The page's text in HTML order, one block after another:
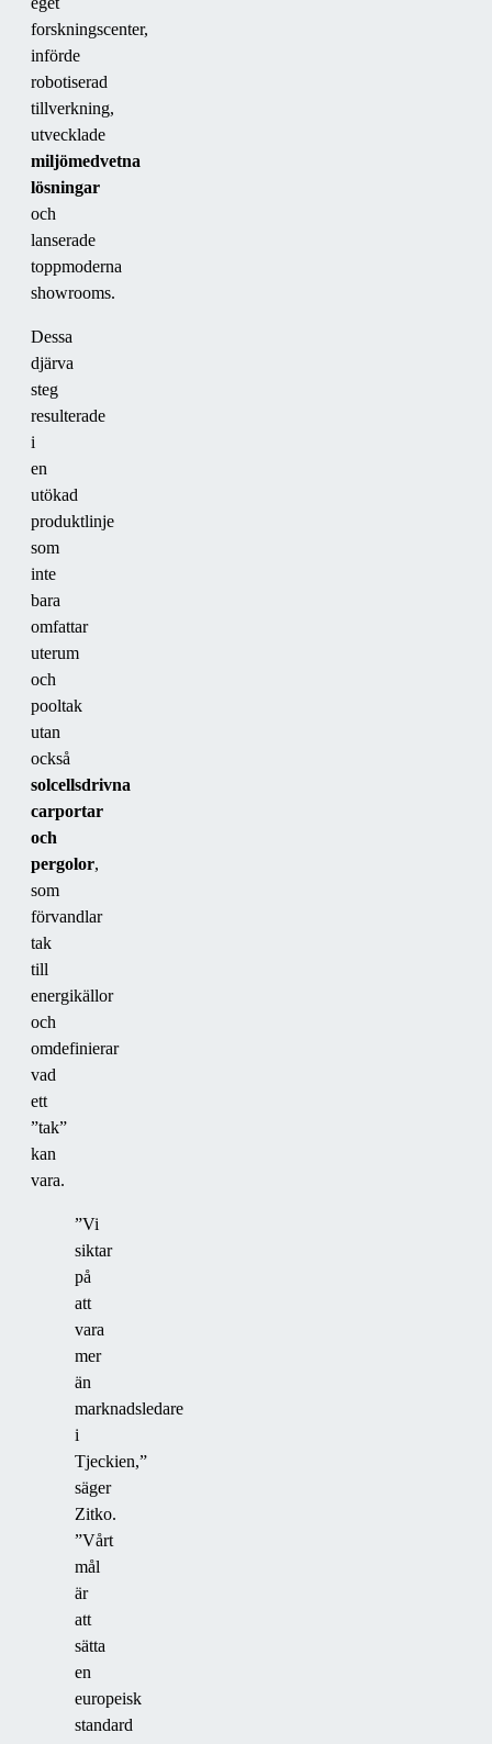
forskningscenter,
införde
robotiserad
tillverkning,
utvecklade
miljömedvetna
lösningar
och
lanserade
toppmoderna
showrooms.
Dessa
djärva
steg
resulterade
i
en
utökad
produktlinje
som
inte
bara
omfattar
uterum
och
pooltak
utan
också
solcellsdrivna
carportar
och
pergolor,
som
förvandlar
tak
till
energikällor
och
omdefinierar
vad
ett
”tak”
kan
vara.
”Vi
siktar
på
att
vara
mer
än
marknadsledare
i
Tjeckien,”
säger
Zitko.
”Vårt
mål
är
att
sätta
en
europeisk
standard